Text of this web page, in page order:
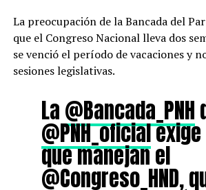
La preocupación de la Bancada del
que el Congreso Nacional lleva dos
se venció el período de vacaciones y
sesiones legislativas.
La@Bancada_PNH
@PNH_oficialexige
que manejan el
@Congreso_HND,